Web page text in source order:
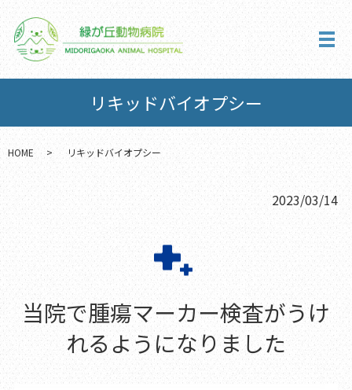
メ
リキッドバイオプシー
HOME リキッドバイオプシー
2023/03/14
当院で腫瘍マーカー検査がうけ
れるようになりました